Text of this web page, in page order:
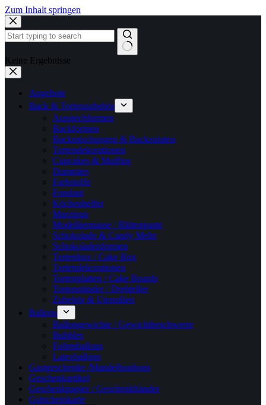
Zum Inhalt springen
Keine Ergebnisse
Angebote
Back & Tortenzubehör
Ausstechformen
Backformen
Backmischungen & Backzutaten
Tortendekorationen
Cupcakes & Muffins
Dummies
Farbstoffe
Fondant
Küchenhelfer
Marzipan
Modelliermasse / Blütenpaste
Schokolade & Candy Melts
Schokoladenformen
Tortenbox / Cake Box
Tortendekorationen
Tortenplatten / Cake Boards
Tortenständer / Drehteller
Zubehör & Utensilien
Ballons
Ballongewichte / Gewichtbeschwerer
Bubbles
Folienballons
Latexballons
Gastgeschenke /Mandelbonbons
Geschenkartikel
Geschenkpapier / Geschenkbänder
Gutscheinkarte